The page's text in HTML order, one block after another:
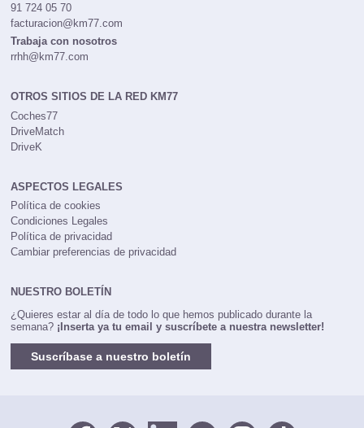
91 724 05 70
facturacion@km77.com
Trabaja con nosotros
rrhh@km77.com
OTROS SITIOS DE LA RED KM77
Coches77
DriveMatch
DriveK
ASPECTOS LEGALES
Política de cookies
Condiciones Legales
Política de privacidad
Cambiar preferencias de privacidad
NUESTRO BOLETÍN
¿Quieres estar al día de todo lo que hemos publicado durante la
semana? ¡Inserta ya tu email y suscríbete a nuestra newsletter!
Suscríbase a nuestro boletín